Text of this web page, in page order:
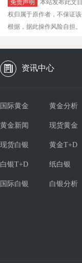
免责声明
本站发布此文
权归属于原作者，不保证
根据，据此操作风险自担。
资讯中心
国际黄金 黄金分析
黄金新闻 现货黄金
现货白银 黄金T+D
白银T+D 纸白银
国际白银 白银分析